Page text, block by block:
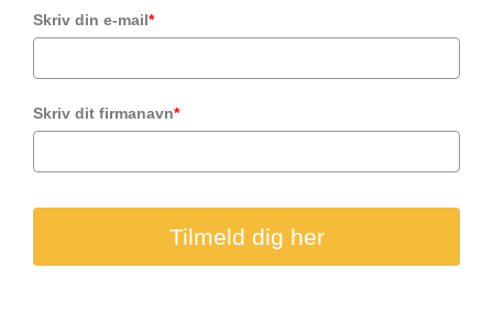
Skriv din e-mail*
Skriv dit firmanavn*
Tilmeld dig her